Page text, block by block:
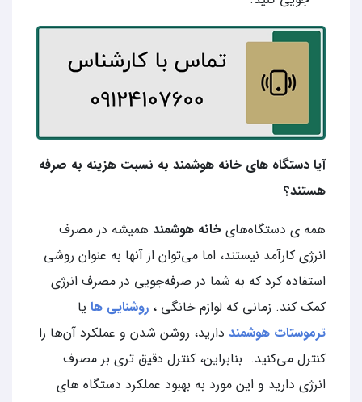
آیا دستگاه های خانه هوشمند به نسبت هزینه به صرفه
هستند؟
همه ی دستگاه‌های خانه هوشمند همیشه در مصرف
انرژی کارآمد نیستند، اما می‌توان از آنها به عنوان روشی
استفاده کرد که به شما در صرفه‌جویی در مصرف انرژی
کمک کند. زمانی که لوازم خانگی ، روشنایی ها یا
ترموستات هوشمند دارید، روشن شدن و عملکرد آن‌ها را
کنترل می‌کنید. بنابراین، کنترل دقیق تری بر مصرف
انرژی دارید و این مورد به بهبود عملکرد دستگاه های